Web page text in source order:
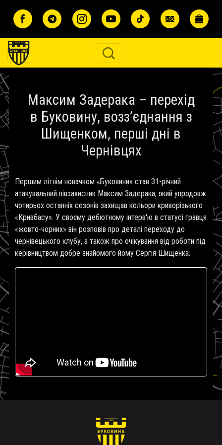
Максим Задерака – перехід
в Буковину, возз’єднання з
Шищенком, перші дні в
Чернівцях
Першим літнім новачком «Буковини» став 31-річний
атакувальний півзахисник Максим Задерака, який упродовж
чотирьох останніх сезонів захищав кольори криворізького
«Кривбасу». У своєму дебютному інтерв'ю в статусі гравця
«жовто-чорних» він розповів про деталі переходу до
чернівецького клубу, а також про очікування від роботи під
керівництвом добре знайомого йому Сергія Шищенка.